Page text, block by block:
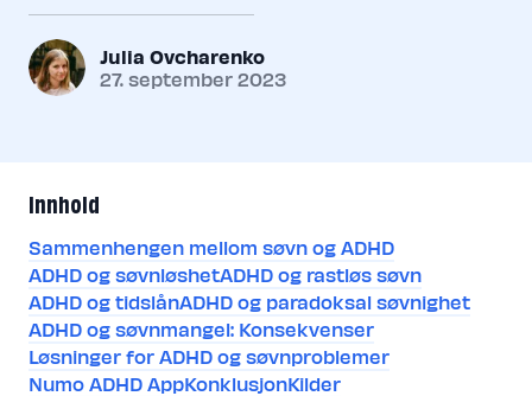
Julia Ovcharenko
27. september 2023
Innhold
Sammenhengen mellom søvn og ADHD
ADHD og søvnløshetADHD og rastløs søvn
ADHD og tidslånADHD og paradoksal søvnighet
ADHD og søvnmangel: Konsekvenser
Løsninger for ADHD og søvnproblemer
Numo ADHD AppKonklusjonKilder